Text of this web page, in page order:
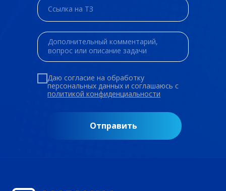
Даю согласие на обработку
персональных данных и соглашаюсь c
политикой конфиденциальности
Отправить